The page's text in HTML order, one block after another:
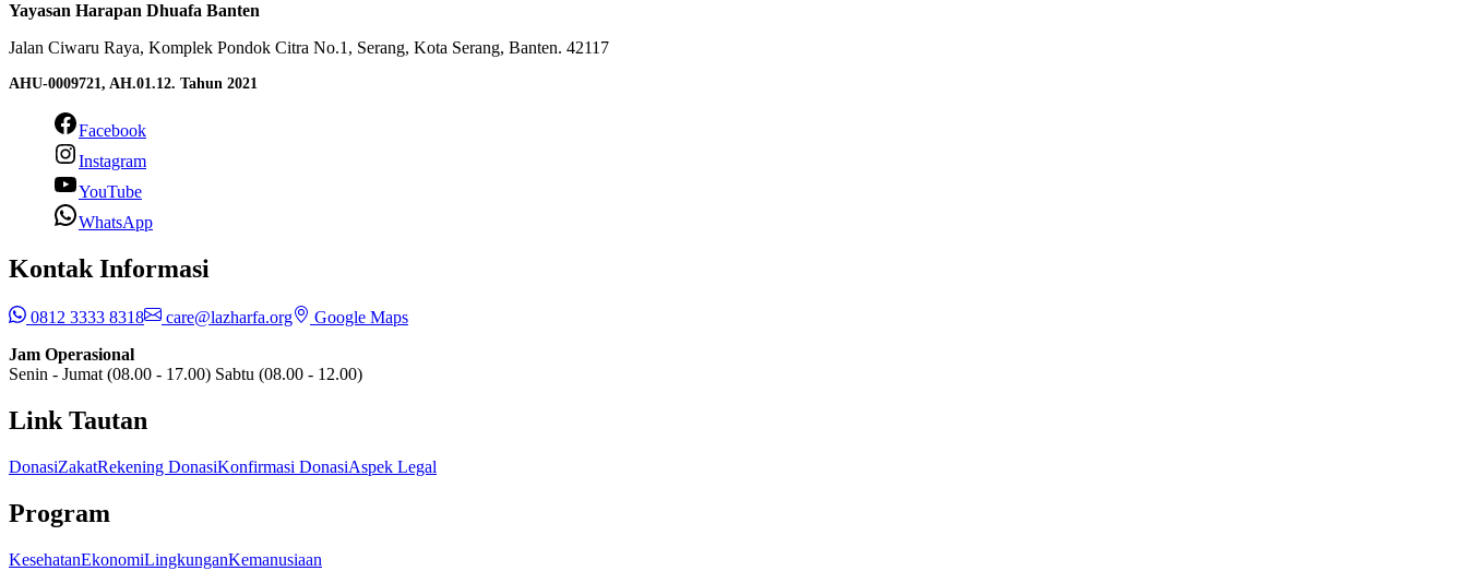
Yayasan Harapan Dhuafa Banten
Jalan Ciwaru Raya, Komplek Pondok Citra No.1, Serang, Kota Serang, Banten. 42117
AHU-0009721, AH.01.12. Tahun 2021
Facebook
Instagram
YouTube
WhatsApp
Kontak Informasi
0812 3333 8318 care@lazharfa.org
Google Maps
Jam Operasional
Senin - Jumat (08.00 - 17.00) Sabtu (08.00 - 12.00)
Link Tautan
DonasiZakatRekening DonasiKonfirmasi DonasiAspek Legal
Program
KesehatanEkonomiLingkunganKemanusiaan